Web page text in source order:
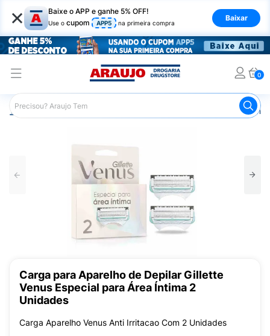
× Baixe o APP e ganhe 5% OFF!
Use o cupom APP5 na primeira compra
Baixar
0
Araujo Higiene Pessoal Aparelhos e
Carga para Aparelho de Depilar Gillette
Venus Especial para Área Íntima 2
Unidades
Carga Aparelho Venus Anti Irritacao Com 2 Unidades